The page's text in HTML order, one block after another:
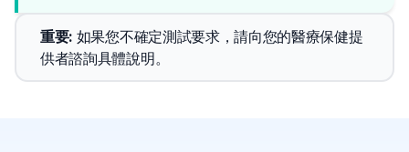
重要: 如果您不確定測試要求，請向您的醫療保健提
供者諮詢具體說明。